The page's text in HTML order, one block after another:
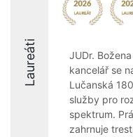
Laureáti
JUDr.
kancelář se
Lučanská
služby pro
spektrum.
zahrnuje